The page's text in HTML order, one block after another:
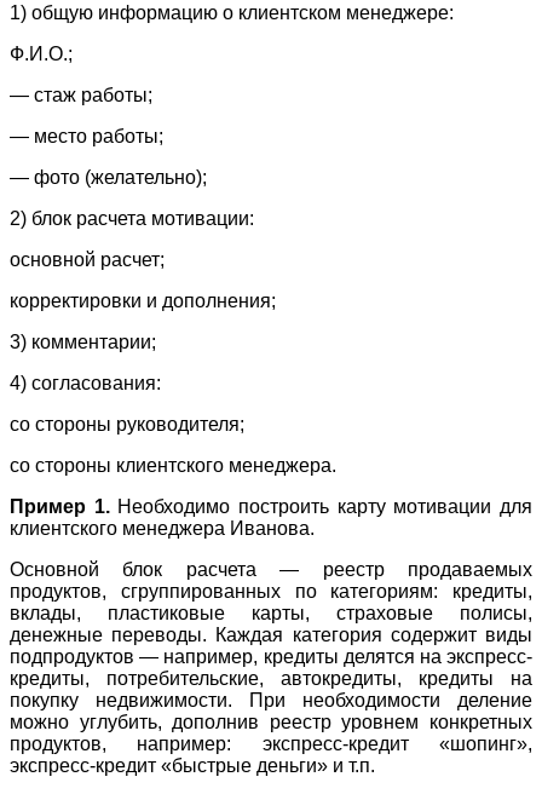
1) общую информацию о клиентском менеджере:
Ф.И.О.;
— стаж работы;
— место работы;
— фото (желательно);
2) блок расчета мотивации:
основной расчет;
корректировки и дополнения;
3) комментарии;
4) согласования:
со стороны руководителя;
со стороны клиентского менеджера.
Пример 1.Необходимо построить карту мотивации для
клиентского менеджера Иванова.
Основной блок расчета — реестр продаваемых
продуктов, сгруппированных по категориям: кредиты,
вклады, пластиковые карты, страховые полисы,
денежные переводы. Каждая категория содержит виды
подпродуктов — например, кредиты делятся на экспресс-
кредиты, потребительские, автокредиты, кредиты на
покупку недвижимости. При необходимости деление
можно углубить, дополнив реестр уровнем конкретных
продуктов, например: экспресс-кредит «шопинг»,
экспресс-кредит «быстрые деньги» и т.п.